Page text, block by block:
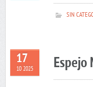
SIN
17
10 2025 Espejo